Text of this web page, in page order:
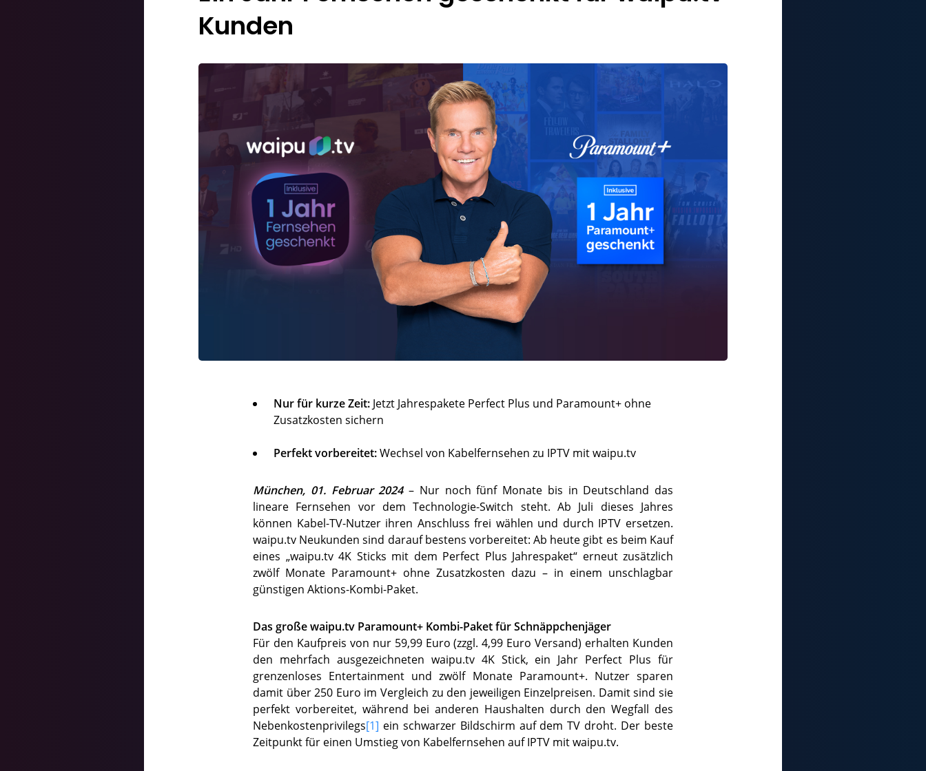
Roku
Kunden
Nur für kurze Zeit: Jetzt Jahrespakete Perfect Plus und Paramount+ ohne
Zusatzkosten sichern
Perfekt vorbereitet:Wechsel von Kabelfernsehen zu IPTV mit waipu.tv
München, 01. Februar 2024– Nur noch fünf Monate bis in Deutschland das
lineare Fernsehen vor dem Technologie-Switch steht. Ab Juli dieses Jahres
können Kabel-TV-Nutzer ihren Anschluss frei wählen und durch IPTV ersetzen.
waipu.tv Neukunden sind darauf bestens vorbereitet: Ab heute gibt es beim Kauf
eines „waipu.tv 4K Sticks mit dem Perfect Plus Jahrespaket“ erneut zusätzlich
zwölf Monate Paramount+ ohne Zusatzkosten dazu – in einem unschlagbar
günstigen Aktions-Kombi-Paket.
Das große waipu.tv Paramount+ Kombi-Paket für Schnäppchenjäger
Für den Kaufpreis von nur 59,99 Euro (zzgl. 4,99 Euro Versand) erhalten Kunden
den mehrfach ausgezeichneten waipu.tv 4K Stick, ein Jahr Perfect Plus für
grenzenloses Entertainment und zwölf Monate Paramount+. Nutzer sparen
damit über 250 Euro im Vergleich zu den jeweiligen Einzelpreisen. Damit sind sie
perfekt vorbereitet, während bei anderen Haushalten durch den Wegfall des
Nebenkostenprivilegs[1] ein schwarzer Bildschirm auf dem TV droht. Der beste
Zeitpunkt für einen Umstieg von Kabelfernsehen auf IPTV mit waipu.tv.